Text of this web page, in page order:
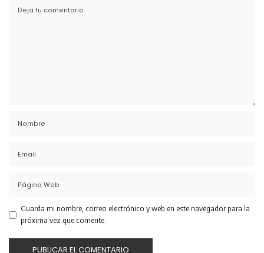
Guarda mi nombre, correo electrónico y web en este navegador para la
próxima vez que comente.